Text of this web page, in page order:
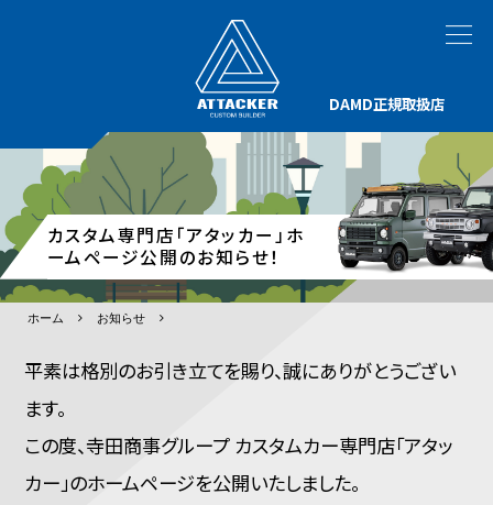
DAMD正規取扱店
カスタム専門店「アタッカー」ホ
ームページ公開のお知らせ！
ホーム お知らせ
平素は格別のお引き立てを賜り、誠にありがとうござい
ます。
この度、寺田商事グループ カスタムカー専門店「アタッ
カー」のホームページを公開いたしました。